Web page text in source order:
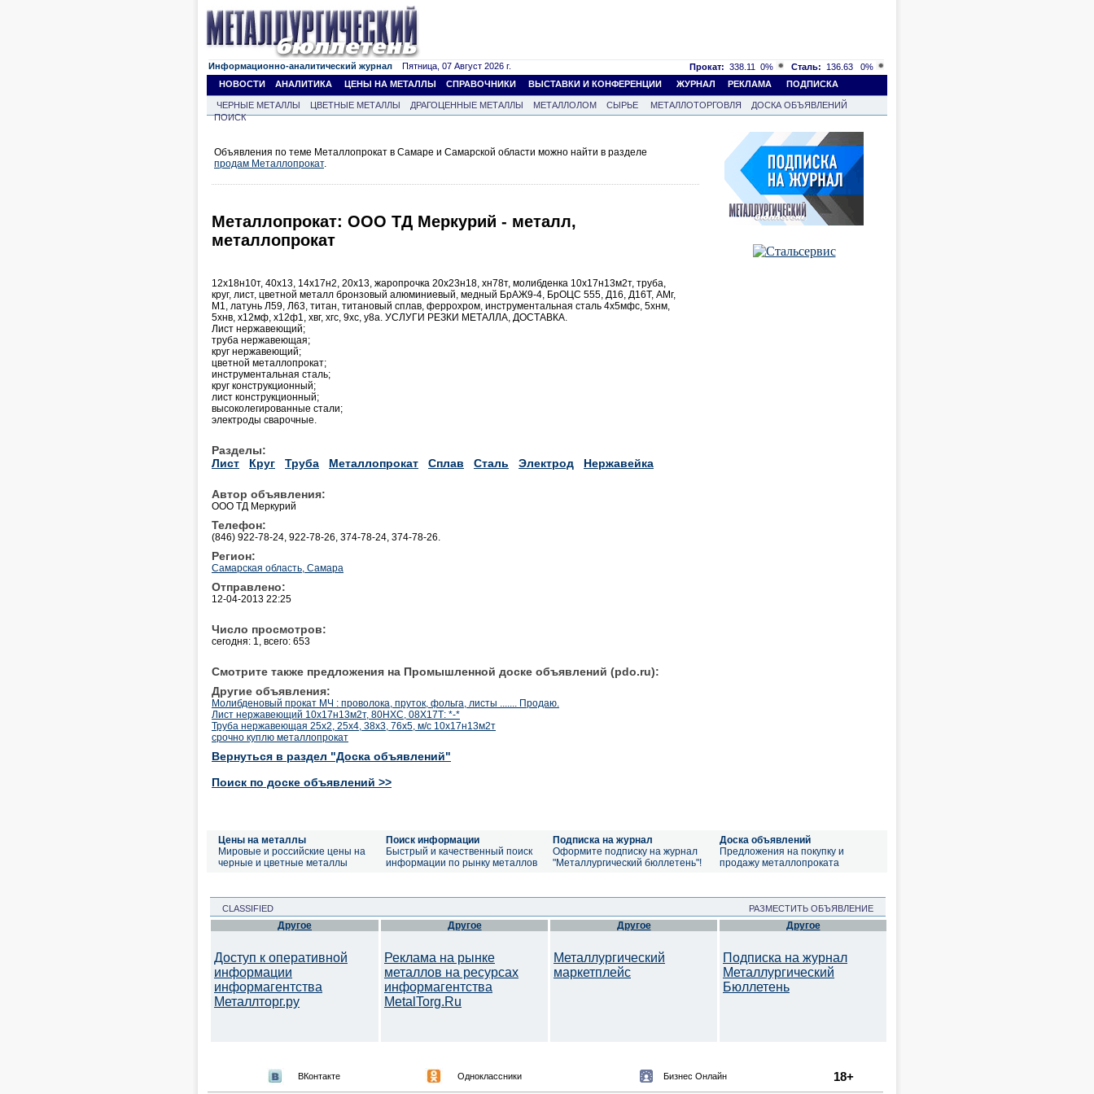
Информационно-аналитический журнал Пятница, 07 Август 2026 г. Прокат: 338.11 0% Сталь: 136.63
0%
НОВОСТИ
АНАЛИТИКА ЦЕНЫ НА МЕТАЛЛЫ СПРАВОЧНИКИ ВЫСТАВКИ И КОНФЕРЕНЦИИ ЖУРНАЛ РЕКЛАМА ПОДПИСКА
ЧЕРНЫЕ МЕТАЛЛЫ ЦВЕТНЫЕ МЕТАЛЛЫ ДРАГОЦЕННЫЕ МЕТАЛЛЫ МЕТАЛЛОЛОМ СЫРЬЕ МЕТАЛЛОТОРГОВЛЯ
ДОСКА ОБЪЯВЛЕНИЙ
ПОИСК
Объявления по теме Металлопрокат в Самаре и Самарской области можно найти в разделе
продам Металлопрокат.
Металлопрокат: ООО ТД Меркурий - металл,
металлопрокат
12х18н10т, 40х13, 14х17н2, 20х13, жаропрочка 20х23н18, хн78т, молибденка 10х17н13м2т, труба,
круг, лист, цветной металл бронзовый алюминиевый, медный БрАЖ9-4, БрОЦС 555, Д16, Д16Т, АМг,
М1, латунь Л59, Л63, титан, титановый сплав, феррохром, инструментальная сталь 4х5мфс, 5хнм,
5хнв, х12мф, х12ф1, хвг, хгс, 9хс, у8а. УСЛУГИ РЕЗКИ МЕТАЛЛА, ДОСТАВКА.
Лист нержавеющий;
труба нержавеющая;
круг нержавеющий;
цветной металлопрокат;
инструментальная сталь;
круг конструкционный;
лист конструкционный;
высоколегированные стали;
электроды сварочные.
Разделы:
Лист
Круг Труба Металлопрокат Сплав Сталь Электрод Нержавейка
Автор объявления:
ООО ТД Меркурий
Телефон:
(846) 922-78-24, 922-78-26, 374-78-24, 374-78-26.
Регион:
Самарская область, Самара
Отправлено:
12-04-2013 22:25
Число просмотров:
сегодня: 1, всего: 653
Смотрите также предложения на Промышленной доске объявлений (pdo.ru):
Другие объявления:
Молибденовый прокат МЧ : проволока, пруток, фольга, листы ....... Продаю.
Лист нержавеющий 10х17н13м2т, 80НХС, 08Х17Т: *-*
Труба нержавеющая 25х2, 25х4, 38х3, 76х5, м/с 10х17н13м2т
срочно куплю металлопрокат
Вернуться в раздел "Доска объявлений"
Поиск по доске объявлений >>
Цены на металлы
Мировые и российские цены на
черные и цветные металлы
Поиск информации
Быстрый и качественный поиск
информации по рынку металлов
Подписка на журнал
Оформите подписку на журнал
"Металлургический бюллетень"!
Доска объявлений
Предложения на покупку и
продажу металлопроката
CLASSIFIED РАЗМЕСТИТЬ ОБЪЯВЛЕНИЕ
Другое
Доступ к оперативной
информации
информагентства
Металлторг.ру
Другое
Реклама на рынке
металлов на ресурсах
информагентства
MetalTorg.Ru
Другое
Металлургический
маркетплейс
Другое
Подписка на журнал
Металлургический
Бюллетень
ВКонтакте Одноклассники Бизнес Онлайн 18+